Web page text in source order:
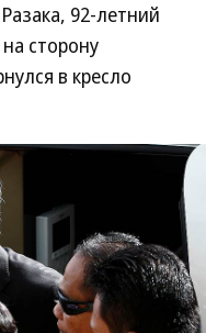
92-летний
сторону
в кресло